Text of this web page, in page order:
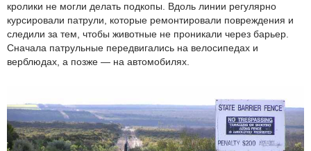
кролики не могли делать подкопы. Вдоль линии регулярно
курсировали патрули, которые ремонтировали повреждения и
следили за тем, чтобы животные не проникали через барьер.
Сначала патрульные передвигались на велосипедах и
верблюдах, а позже — на автомобилях.